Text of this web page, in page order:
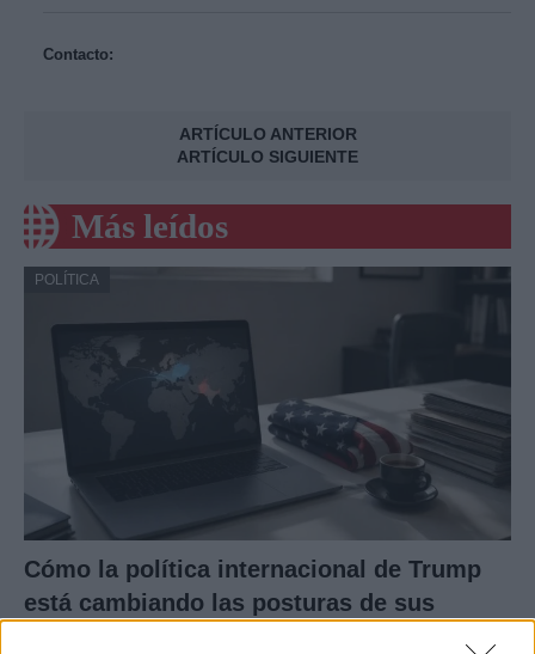
Contacto:
ARTÍCULO ANTERIOR
ARTÍCULO SIGUIENTE
Más leídos
POLÍTICA
Cómo la política internacional de Trump
está cambiando las posturas de sus